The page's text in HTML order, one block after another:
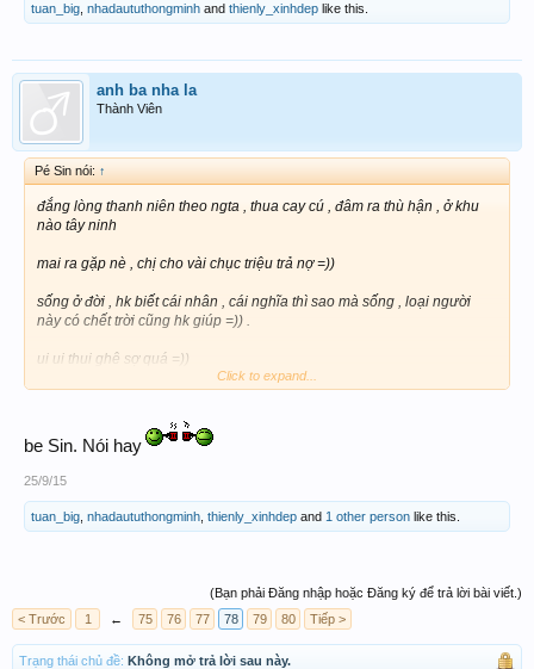
tuan_big nhadaututhongminh and thienly_xinhdep like this.
anh ba nha la
Thành Viên
Pé Sin nói: ↑
đắng lòng thanh niên theo ngta , thua cay cú , đâm ra thù hận , ở khu
nào tây ninh
mai ra gặp nè , chị cho vài chục triệu trả nợ =))
sống ở đời , hk biết cái nhân , cái nghĩa thì sao mà sống , loại người
này có chết trời cũng hk giúp =)) .
ui ui thui ghê sợ quá =))
ôm eo ngta trúng , ăn 1 mình , ngta dc gì hk , thua thì sao , thì lên chữi
ngta à =))
XL tất cả thành viên , em có những lời nói nặng này , ai hk thích thì báo
MOD khóa nick em cũng dc , nhưng em vẫn phải nói =))
Click to expand...
be Sin. Nói hay
25/9/15
tuan_big nhadaututhongminh thienly_xinhdep and 1 other person like this.
(Bạn phải Đăng nhập hoặc Đăng ký để trả lời bài viết.)
< Trước
1 ← 75 76 77 78 79 80 Tiếp >
Trạng thái chủ đề: Không mở trả lời sau này.